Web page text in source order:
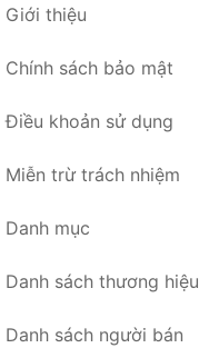
Giới thiệu
Chính sách bảo mật
Điều khoản sử dụng
Miễn trừ trách nhiệm
Danh mục
Danh sách thương hiệu
Danh sách người bán